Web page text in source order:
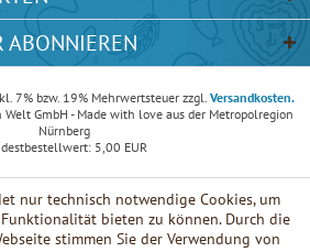
ABONNIEREN
7% bzw. 19% Mehrwertsteuer zzgl. Versandkosten.
GmbH - Made with love aus der Metropolregion
Nürnberg
5,00 EUR
nur technisch notwendige Cookies, um
bieten zu können. Durch die
stimmen Sie der Verwendung von